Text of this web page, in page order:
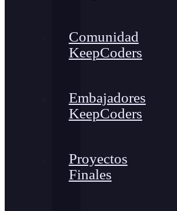
Comunidad
KeepCoders
Embajadores
KeepCoders
Proyectos
Finales